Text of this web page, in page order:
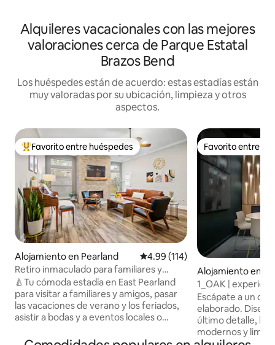
Alquileres vacacionales con las mejores
valoraciones cerca de Parque Estatal
Brazos Bend
Los huéspedes están de acuerdo: estas estadías están
muy valoradas por su ubicación, limpieza y otros
aspectos.
Favorito entre huéspedes preferido
Favorito entre huéspedes
Alojamiento en Pearland Calificación promedio: 4.99 de
4.99 (114)
Retiro inmaculado para familiares y
amigos
🍐Tu cómoda estadía en East Pearland
para visitar a familiares y amigos, pasar
las vacaciones de verano y los feriados,
asistir a bodas y a eventos locales o
trabajo, médicos o como alojamiento
Favorito entre
Favorito entre
Alojamiento en
1_OAK |
capacidad para
Escápate a un
elaborado.
último detalle, los
modernos y